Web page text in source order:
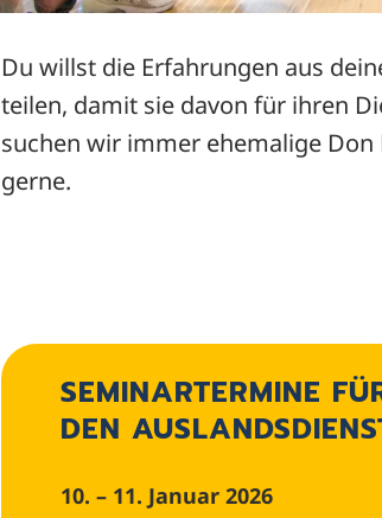
Du willst die Erfahrungen aus
teilen, damit sie davon für ihren
suchen wir immer ehemalige
gerne.
SEMINARTERMINE
DEN
10. – 11. Januar 2026